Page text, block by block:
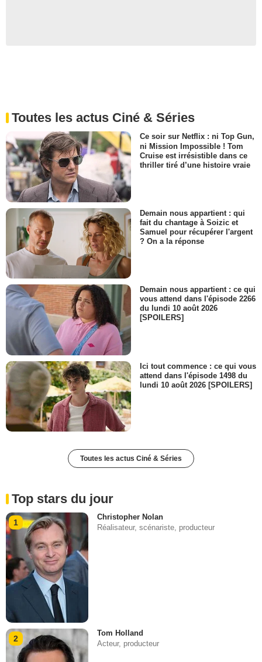
Toutes les actus Ciné & Séries
Ce soir sur Netflix : ni Top Gun,
ni Mission Impossible ! Tom
Cruise est irrésistible dans ce
thriller tiré d’une histoire vraie
Demain nous appartient : qui
fait du chantage à Soizic et
Samuel pour récupérer l'argent
? On a la réponse
Demain nous appartient : ce qui
vous attend dans l'épisode 2266
du lundi 10 août 2026
[SPOILERS]
Ici tout commence : ce qui vous
attend dans l'épisode 1498 du
lundi 10 août 2026 [SPOILERS]
Toutes les actus Ciné & Séries
Top stars du jour
1
Christopher Nolan
Réalisateur, scénariste, producteur
2
Tom Holland
Acteur, producteur